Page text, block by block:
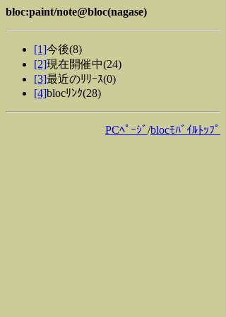
bloc:paint/note@bloc(nagase)
[1]今後(8)
[2]現在開催中(24)
[3]最近のﾘﾘｰｽ(0)
[4]blocﾘﾝｸ(28)
PCﾍﾟｰｼﾞ/blocﾓﾊﾞｲﾙﾄｯﾌﾟ